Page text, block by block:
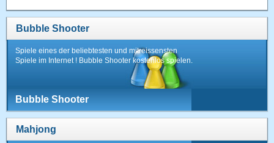
Bubble Shooter
Spiele eines der beliebtesten und mitreissensten
Spiele im Internet ! Bubble Shooter kostenlos spielen.
Bubble Shooter
Mahjong